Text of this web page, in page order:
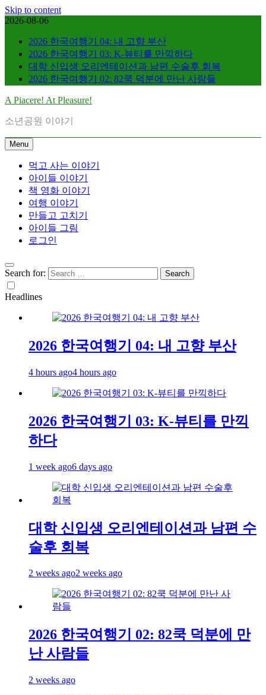
Skip to content
2026-08-06
2026 한국여행기 04: 내 고향 부산
2026 한국여행기 03: K-뷰티를 만끽하다
대학 신입생 오리엔테이션과 남편 수술후 회복
2026 한국여행기 02: 82쿡 덕분에 만난 사람들
A Piacere! At Pleasure!
소년공원 이야기
Menu
먹고 사는 이야기
아이들 이야기
책 영화 이야기
여행 이야기
만들고 고치기
아이들 그림
로그인
Search for:
Headlines
2026 한국여행기 04: 내 고향 부산
4 hours ago4 hours ago
2026 한국여행기 03: K-뷰티를 만끽
하다
1 week ago6 days ago
대학 신입생 오리엔테이션과 남편 수
술후 회복
2 weeks ago2 weeks ago
2026 한국여행기 02: 82쿡 덕분에 만
난 사람들
2 weeks ago